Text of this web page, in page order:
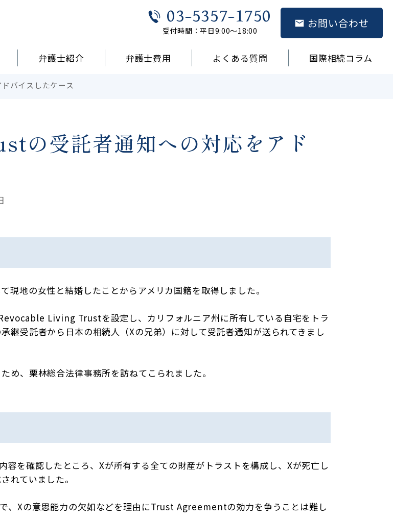
03-5357-1750
受付時間：平日9:00～18:00
お問い合わせ
弁護士紹介 弁護士費用 よくある質問 国際相続コラム
バイスしたケース
受託者通知への対応をアド
地の女性と結婚したことからアメリカ国籍を取得しました。
Living Trustを設定し、カリフォルニア州に所有している自宅をトラ
継受託者から日本の相続人（Xの兄弟）に対して受託者通知が送られてきまし
め、栗林総合法律事務所を訪ねてこられました。
を確認したところ、Xが所有する全ての財産がトラストを構成し、Xが死亡し
れていました。
Xの意思能力の欠如などを理由にTrust Agreementの効力を争うことは難し